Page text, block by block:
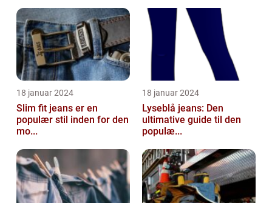
18 januar 2024
Slim fit jeans er en
populær stil inden for den
mo...
18 januar 2024
Lyseblå jeans: Den
ultimative guide til den
populæ...